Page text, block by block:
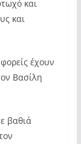
και
και
έχουν
Βασίλη
βαθιά